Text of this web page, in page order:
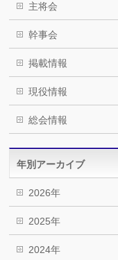
主将会
幹事会
掲載情報
現役情報
総会情報
年別アーカイブ
2026年
2025年
2024年